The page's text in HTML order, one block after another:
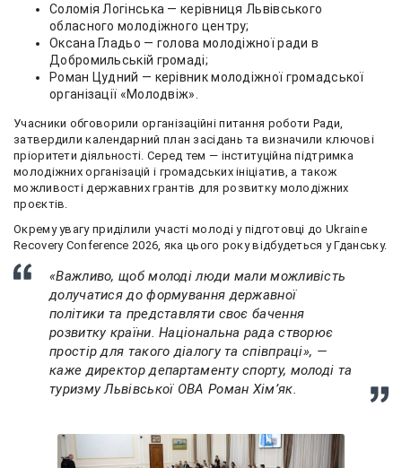
Соломія Логінська — керівниця Львівського
обласного молодіжного центру;
Оксана Гладьо — голова молодіжної ради в
Добромильській громаді;
Роман Цудний — керівник молодіжної громадської
організації «Молодвіж».
Учасники обговорили організаційні питання роботи Ради,
затвердили календарний план засідань та визначили ключові
пріоритети діяльності. Серед тем — інституційна підтримка
молодіжних організацій і громадських ініціатив, а також
можливості державних грантів для розвитку молодіжних
проєктів.
Окрему увагу приділили участі молоді у підготовці до Ukraine
Recovery Conference 2026, яка цього року відбудеться у Гданську.
«Важливо, щоб молоді люди мали можливість
долучатися до формування державної
політики та представляти своє бачення
розвитку країни. Національна рада створює
простір для такого діалогу та співпраці», —
каже директор департаменту спорту, молоді та
туризму Львівської ОВА Роман Хімʼяк.